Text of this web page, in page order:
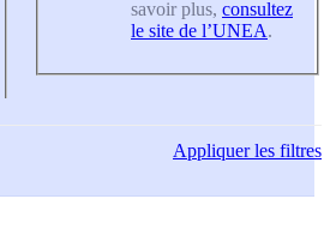
savoir plus, consultez
le site de l’UNEA.
Appliquerles filtres